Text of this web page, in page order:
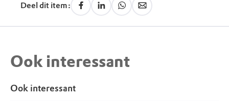
Deel dit item:
Ook interessant
Ook interessant